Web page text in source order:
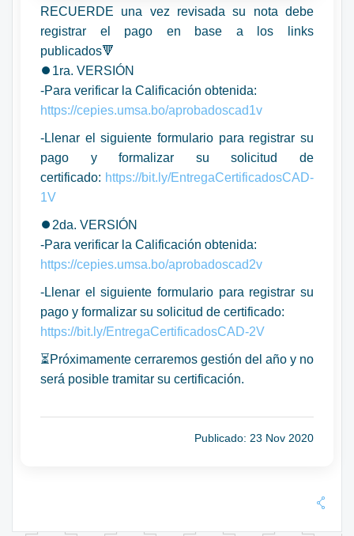
RECUERDE una vez revisada su nota debe
registrar el pago en base a los links
publicados🔻
⏺️1ra. VERSIÓN
-Para verificar la Calificación obtenida:
https://cepies.umsa.bo/aprobadoscad1v
-Llenar el siguiente formulario para registrar su
pago y formalizar su solicitud de
certificado: https://bit.ly/EntregaCertificadosCAD-
1V
⏺️2da. VERSIÓN
-Para verificar la Calificación obtenida:
https://cepies.umsa.bo/aprobadoscad2v
-Llenar el siguiente formulario para registrar su
pago y formalizar su solicitud de certificado:
https://bit.ly/EntregaCertificadosCAD-2V
⏳Próximamente cerraremos gestión del año y no
será posible tramitar su certificación.
Publicado: 23 Nov 2020